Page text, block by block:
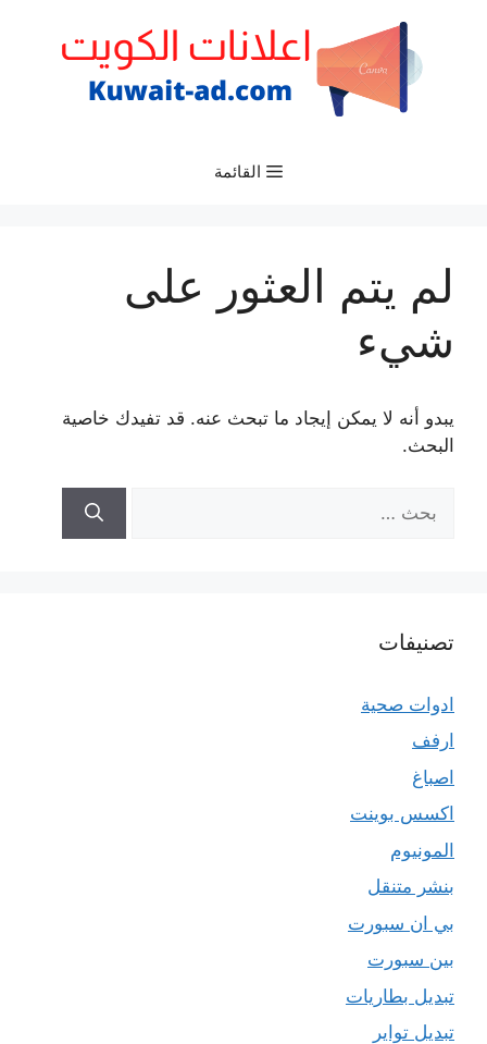
القائمة
لم يتم العثور على
شيء
يبدو أنه لا يمكن إيجاد ما تبحث عنه. قد تفيدك خاصية
البحث.
عن:
تصنيفات
ادوات صحية
ارفف
اصباغ
اكسس بوينت
المونيوم
بنشر متنقل
بي ان سبورت
بين سبورت
تبديل بطاريات
تبديل تواير